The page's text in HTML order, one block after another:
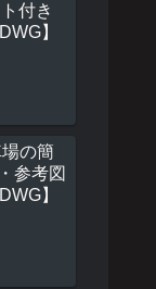
付き
】
場の簡
参考図
】